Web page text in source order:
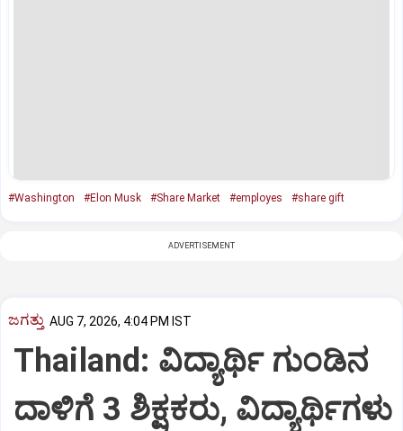
#Washington #Elon Musk #Share Market #employes #share gift
ADVERTISEMENT
ಜಗತ್ತು AUG 7, 2026, 4:04 PM IST
Thailand: ವಿದ್ಯಾರ್ಥಿ ಗುಂಡಿನ
ದಾಳಿಗೆ 3 ಶಿಕ್ಷಕರು, ವಿದ್ಯಾರ್ಥಿಗಳು